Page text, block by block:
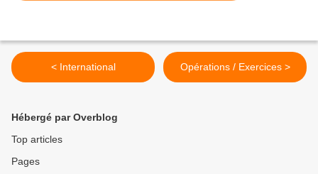
< International Opérations / Exercices >
Hébergé par Overblog
Top articles
Pages